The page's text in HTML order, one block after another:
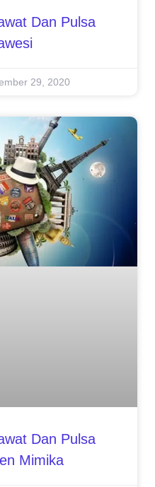
Dan Pulsa
29, 2020
Dan Pulsa
Mimika